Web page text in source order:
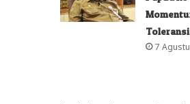
Toleransi
7